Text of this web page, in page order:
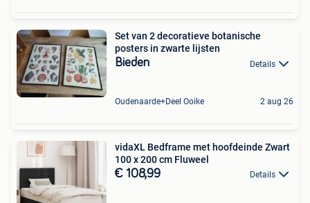
Set van 2 decoratieve botanische
posters in zwarte lijsten
Bieden Details
Oudenaarde+Deel Ooike 2 aug 26
vidaXL Bedframe met hoofdeinde Zwart
100 x 200 cm Fluweel
€ 108,99 Details